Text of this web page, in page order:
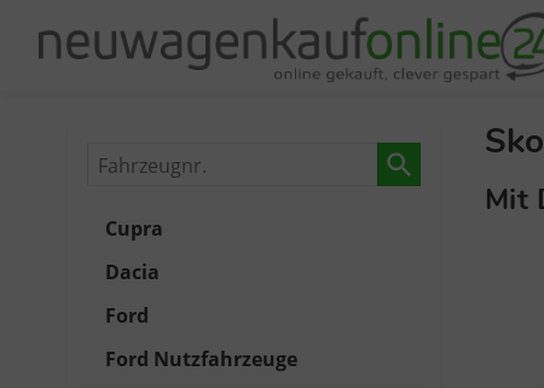
Mit
Fahrzeugnr.
Cupra
Dacia
Ford
Ford Nutzfahrzeuge